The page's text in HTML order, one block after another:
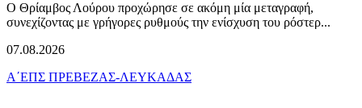
Ο Θρίαμβος Λούρου προχώρησε σε ακόμη μία μεταγραφή,
συνεχίζοντας με γρήγορες ρυθμούς την ενίσχυση του ρόστερ...
07.08.2026
Α΄ΕΠΣ ΠΡΕΒΕΖΑΣ-ΛΕΥΚΑΔΑΣ